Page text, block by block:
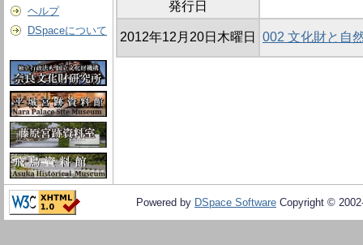
ヘルプ
DSpaceについて
発行日
2012年12月20日木曜日 002 文化財と自
Powered by DSpace Software Copyright ©